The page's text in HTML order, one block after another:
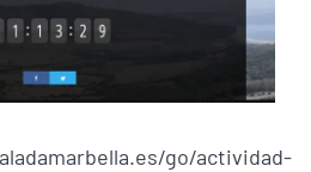
go/actividad-